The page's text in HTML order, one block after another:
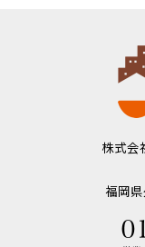
株式
福岡